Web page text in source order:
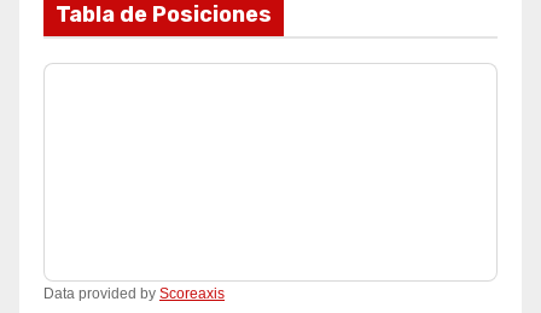
Tabla de Posiciones
Data provided by Scoreaxis